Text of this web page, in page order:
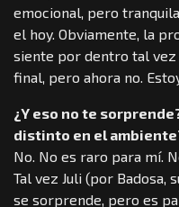
emocional, pero
el hoy. Obviamente, la
siente por dentro tal vez
final, pero ahora no.
¿Y eso no te
distinto en el
No. No es raro para mí.
Tal vez Juli (por Badosa,
se sorprende, pero es